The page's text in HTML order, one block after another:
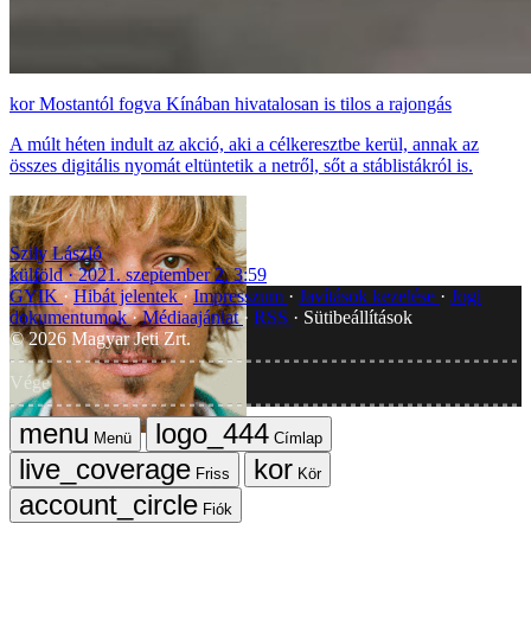
Mostantól fogva Kínában hivatalosan is tilos a rajongás
A múlt héten indult az akció, aki a célkeresztbe kerül, annak az
összes digitális nyomát eltüntetik a netről, sőt a stáblistákról is.
Szily László
külföld
2021. szeptember 2. 3:59
GYIK Hibát jelentek Impresszum Javítások kezelése
Jogi
dokumentumok Médiaajánlat RSS
Sütibeállítások
©2026Magyar Jeti Zrt.
Vége
Menü
Címlap
Friss
Kör
Fiók